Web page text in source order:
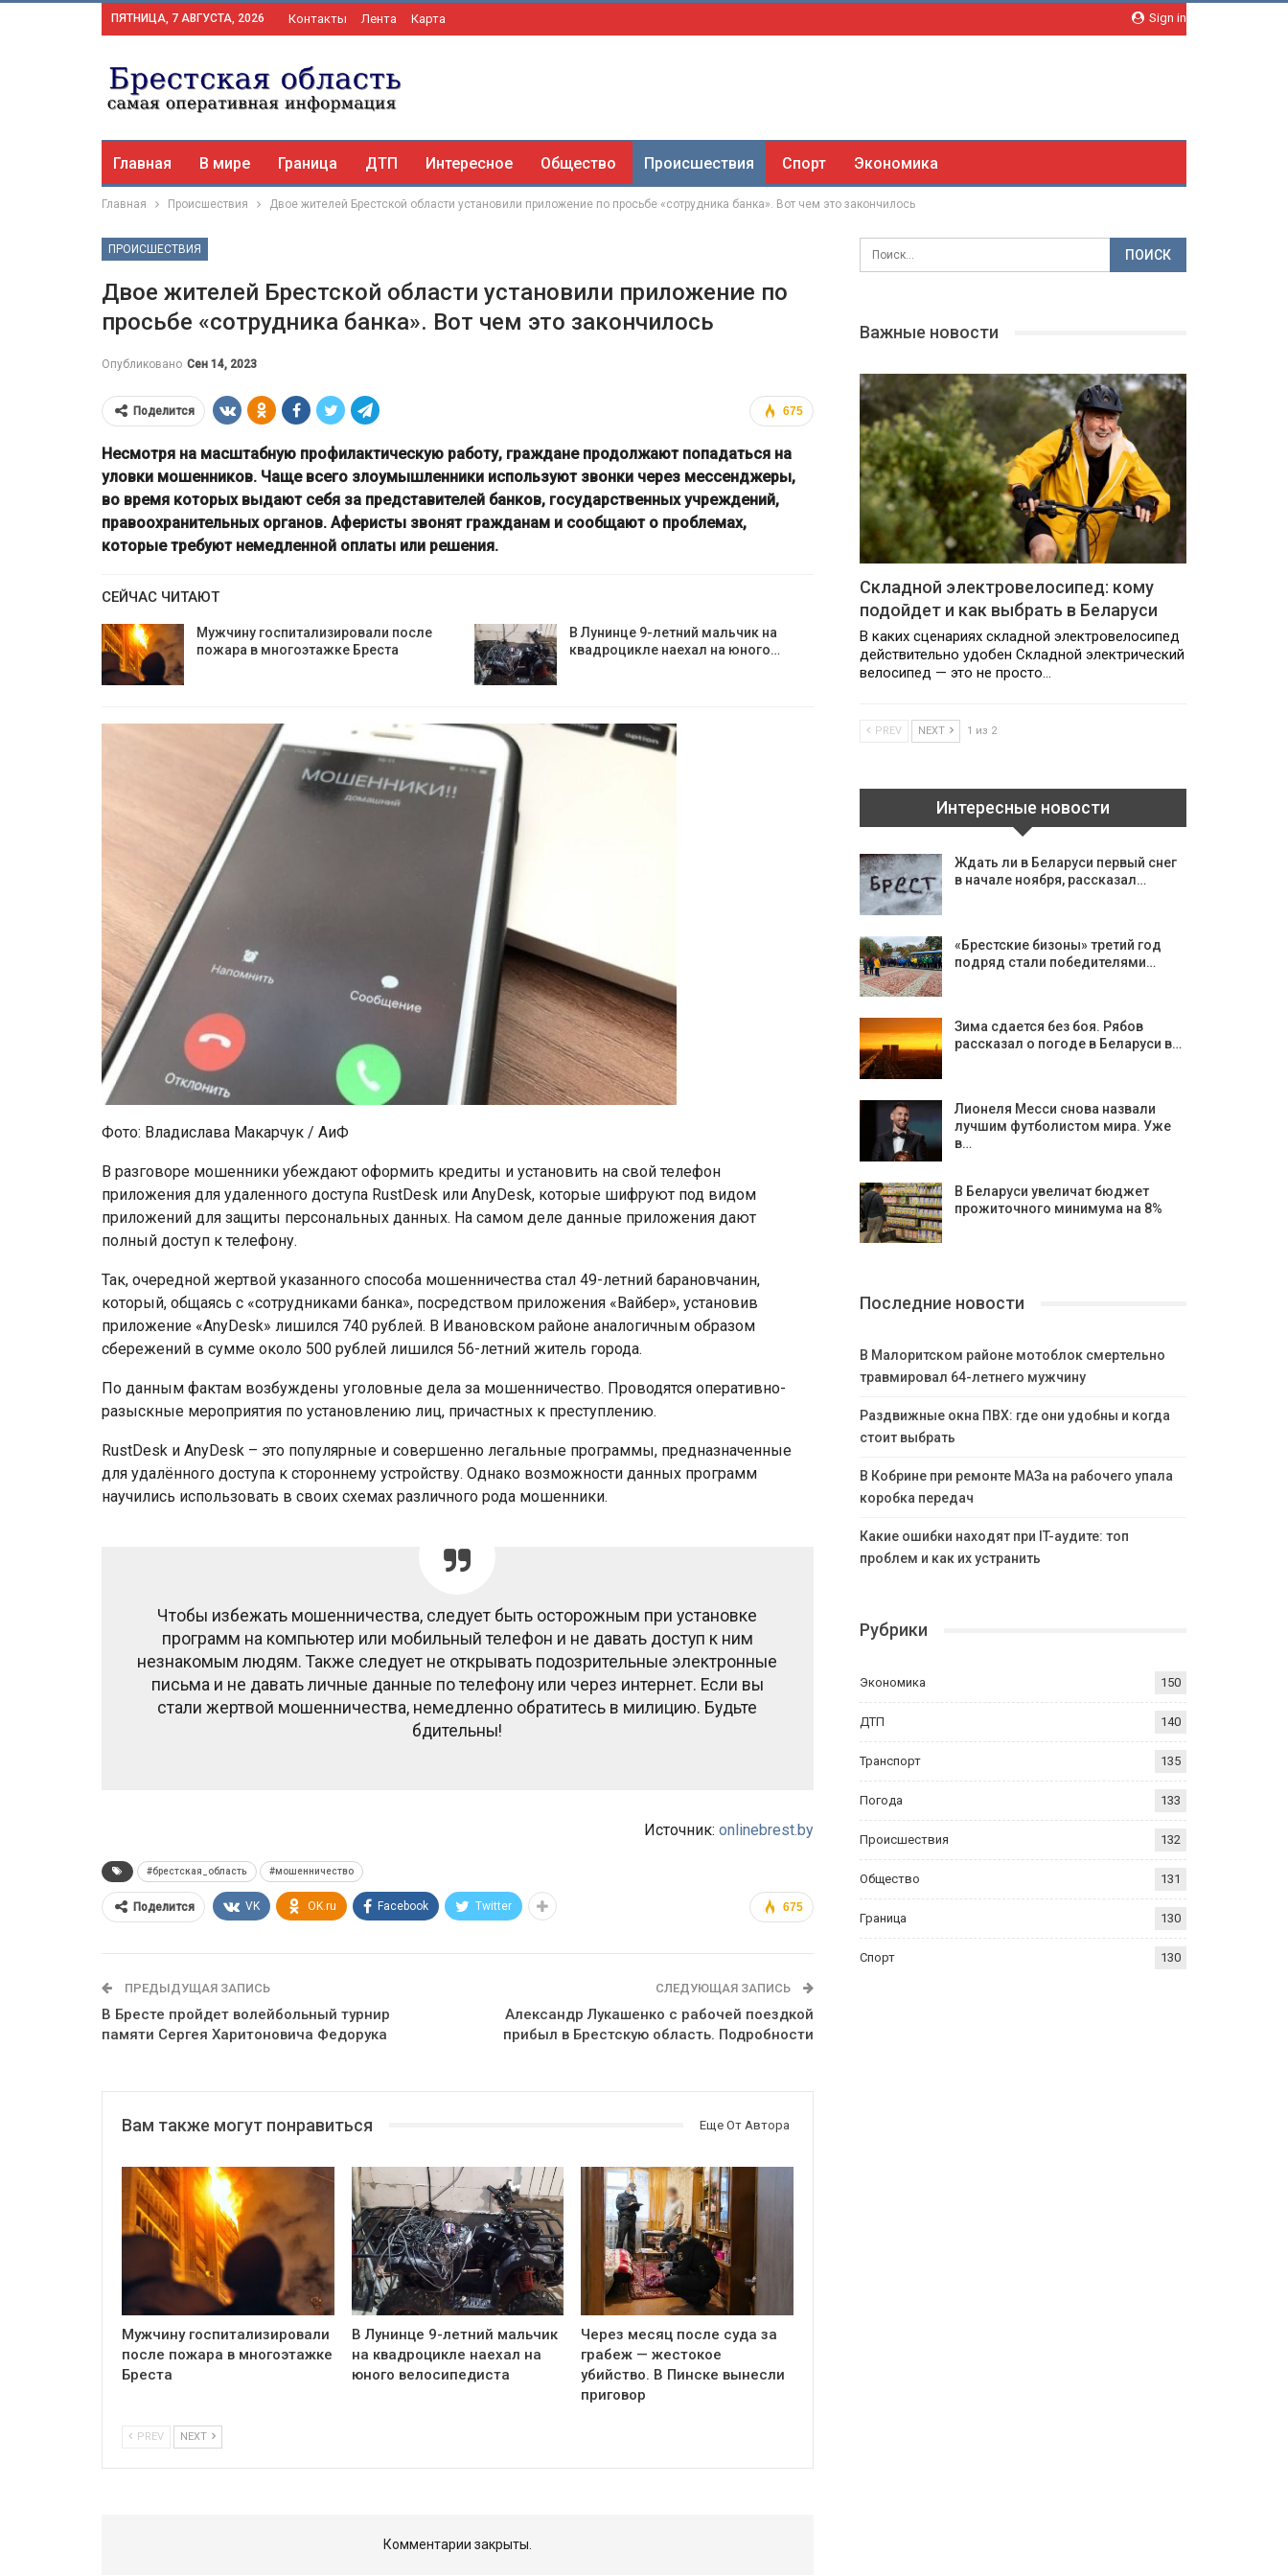
Sign in
ПЯТНИЦА, 7 АВГУСТА, 2026 Контакты Лента Карта
Главная В мире Граница ДТП Интересное Общество Происшествия Спорт Экономика
Главная Происшествия Двое жителей Брестской области установили приложение по просьбе «сотрудника банка». Вот чем это закончилось
ПРОИСШЕСТВИЯ
Двое жителей Брестской области установили приложение по
просьбе «сотрудника банка». Вот чем это закончилось
Опубликовано Сен 14, 2023
675
Поделится
Несмотря на масштабную профилактическую работу, граждане продолжают попадаться на
уловки мошенников. Чаще всего злоумышленники используют звонки через мессенджеры,
во время которых выдают себя за представителей банков, государственных учреждений,
правоохранительных органов. Аферисты звонят гражданам и сообщают о проблемах,
которые требуют немедленной оплаты или решения.
СЕЙЧАС ЧИТАЮТ
Мужчину госпитализировали после
пожара в многоэтажке Бреста
В Лунинце 9-летний мальчик на
квадроцикле наехал на юного…
Фото: Владислава Макарчук / АиФ
В разговоре мошенники убеждают оформить кредиты и установить на свой телефон
приложения для удаленного доступа RustDesk или AnyDesk, которые шифруют под видом
приложений для защиты персональных данных. На самом деле данные приложения дают
полный доступ к телефону.
Так, очередной жертвой указанного способа мошенничества стал 49-летний барановчанин,
который, общаясь с «сотрудниками банка», посредством приложения «Вайбер», установив
приложение «AnyDesk» лишился 740 рублей. В Ивановском районе аналогичным образом
сбережений в сумме около 500 рублей лишился 56-летний житель города.
По данным фактам возбуждены уголовные дела за мошенничество. Проводятся оперативно-
разыскные мероприятия по установлению лиц, причастных к преступлению.
RustDesk и AnyDesk – это популярные и совершенно легальные программы, предназначенные
для удалённого доступа к стороннему устройству. Однако возможности данных программ
научились использовать в своих схемах различного рода мошенники.
Чтобы избежать мошенничества, следует быть осторожным при установке
программ на компьютер или мобильный телефон и не давать доступ к ним
незнакомым людям. Также следует не открывать подозрительные электронные
письма и не давать личные данные по телефону или через интернет. Если вы
стали жертвой мошенничества, немедленно обратитесь в милицию. Будьте
бдительны!
Источник: onlinebrest.by
#брестская_область #мошенничество
675
Поделится VK OK.ru Facebook Twitter
ПРЕДЫДУЩАЯ ЗАПИСЬ
В Бресте пройдет волейбольный турнир
памяти Сергея Харитоновича Федорука
СЛЕДУЮЩАЯ ЗАПИСЬ
Александр Лукашенко с рабочей поездкой
прибыл в Брестскую область. Подробности
Вам также могут понравиться Еще От Автора
Мужчину госпитализировали
после пожара в многоэтажке
Бреста
В Лунинце 9-летний мальчик
на квадроцикле наехал на
юного велосипедиста
Через месяц после суда за
грабеж — жестокое
убийство. В Пинске вынесли
приговор
PREV NEXT
Комментарии закрыты.
Важные новости
Складной электровелосипед: кому
подойдет и как выбрать в Беларуси
В каких сценариях складной электровелосипед
действительно удобен Складной электрический
велосипед — это не просто…
PREV NEXT 1 из 2
Интересные новости
Ждать ли в Беларуси первый снег
в начале ноября, рассказал…
«Брестские бизоны» третий год
подряд стали победителями…
Зима сдается без боя. Рябов
рассказал о погоде в Беларуси в…
Лионеля Месси снова назвали
лучшим футболистом мира. Уже
в…
В Беларуси увеличат бюджет
прожиточного минимума на 8%
Последние новости
В Малоритском районе мотоблок смертельно
травмировал 64-летнего мужчину
Раздвижные окна ПВХ: где они удобны и когда
стоит выбрать
В Кобрине при ремонте МАЗа на рабочего упала
коробка передач
Какие ошибки находят при IT-аудите: топ
проблем и как их устранить
Рубрики
Экономика 150
ДТП 140
Транспорт 135
Погода 133
Происшествия 132
Общество 131
Граница 130
Спорт 130